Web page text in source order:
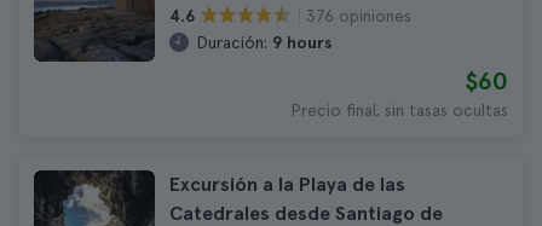
4.6
376 opiniones
Duración: 9 hours
$60
Precio final, sin tasas ocultas
Excursión a la Playa de las
Catedrales desde Santiago de